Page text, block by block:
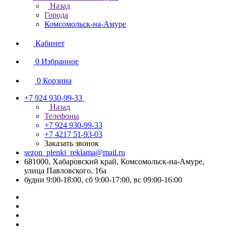
Назад
Города
Комсомольск-на-Амуре
Кабинет
0 Избранное
0 Корзина
+7 924 930-99-33
Назад
Телефоны
+7 924 930-99-33
+7 4217 51-93-03
Заказать звонок
sezon_plenki_reklama@mail.ru
681000, Хабаровский край, Комсомольск-на-Амуре,
улица Павловского, 16а
будни 9:00-18:00, сб 9:00-17:00, вс 09:00-16:00